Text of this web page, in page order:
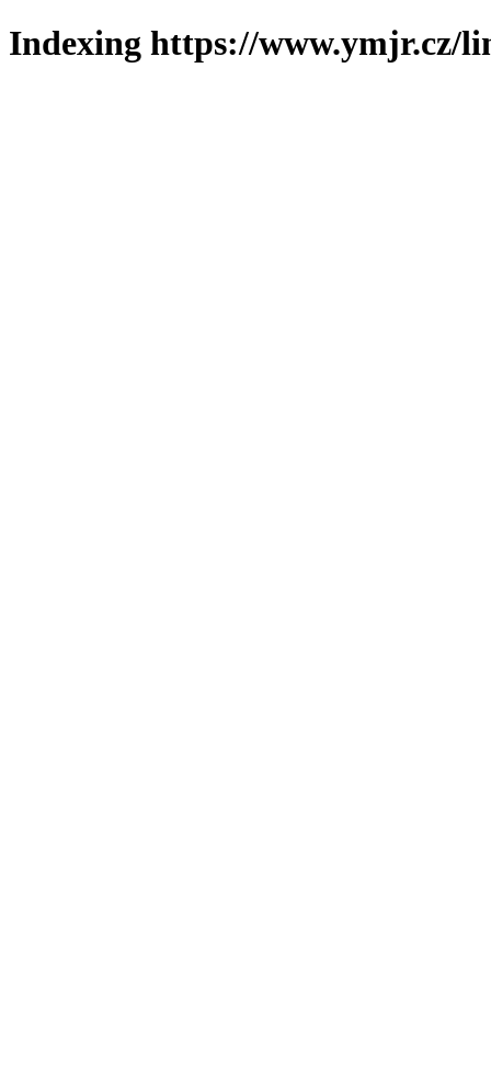
Indexing https://www.ymjr.cz/